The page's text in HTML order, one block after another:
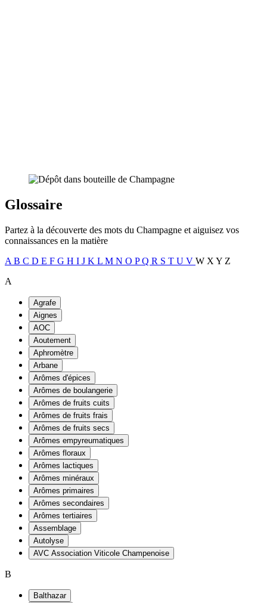
Glossaire
Partez à la découverte des mots du Champagne et aiguisez vos
connaissances en la matière
A B C D E F G H I J K L M N O PQ R S T U V W X Y Z
A
Agrafe
Aignes
AOC
Aoutement
Aphromètre
Arbane
Arômes d'épices
Arômes de boulangerie
Arômes de fruits cuits
Arômes de fruits frais
Arômes de fruits secs
Arômes empyreumatiques
Arômes floraux
Arômes lactiques
Arômes minéraux
Arômes primaires
Arômes secondaires
Arômes tertiaires
Assemblage
Autolyse
AVC Association Viticole Champenoise
B
Balthazar